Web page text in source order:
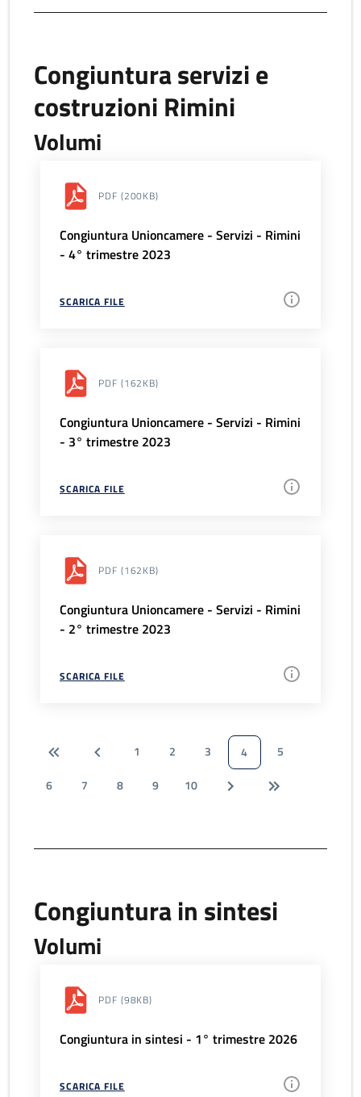
Congiuntura servizi e
costruzioni Rimini
Volumi
PDF (200KB)
Congiuntura Unioncamere - Servizi - Rimini
- 4° trimestre 2023
SCARICA FILE
PDF (162KB)
Congiuntura Unioncamere - Servizi - Rimini
- 3° trimestre 2023
SCARICA FILE
PDF (162KB)
Congiuntura Unioncamere - Servizi - Rimini
- 2° trimestre 2023
SCARICA FILE
1 2 3 4
5
6
7 8 9 10
Congiuntura in sintesi
Volumi
PDF (98KB)
Congiuntura in sintesi - 1° trimestre 2026
SCARICA FILE